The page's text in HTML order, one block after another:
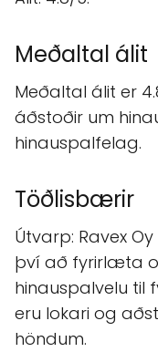
Meðaltal álit
Meðaltal álit er
áðstoðir um
hinauspalfelag.
Töðlisbærir
Útvarp: Ravex
því að fyrirlæta
hinauspalvelu
eru lokari og
höndum.